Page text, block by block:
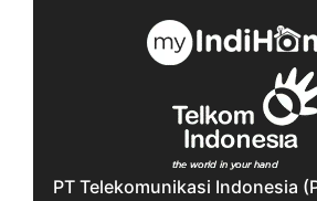
PT Telekomunikasi Indonesia